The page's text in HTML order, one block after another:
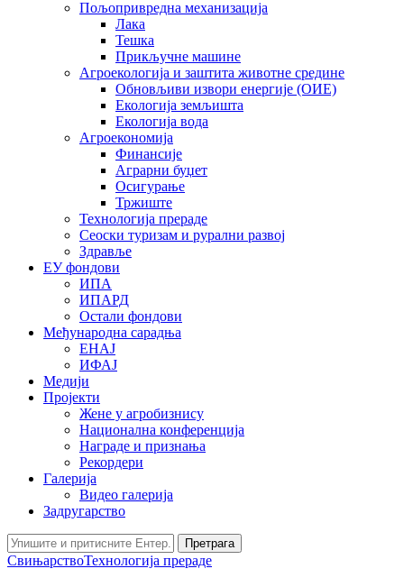
Пољопривредна механизација
Лака
Тешка
Прикључне машине
Агроекологија и заштита животне средине
Обновљиви извори енергије (ОИЕ)
Екологија земљишта
Екологија вода
Агроекономија
Финансије
Аграрни буџет
Осигурање
Тржиште
Технологија прераде
Сеоски туризам и рурални развој
Здравље
ЕУ фондови
ИПА
ИПАРД
Остали фондови
Међународна сарадња
ЕНАЈ
ИФАЈ
Медији
Пројекти
Жене у агробизнису
Национална конференција
Награде и признања
Рекордери
Галерија
Видео галерија
Задругарство
Претрага
СвињарствоТехнологија прераде